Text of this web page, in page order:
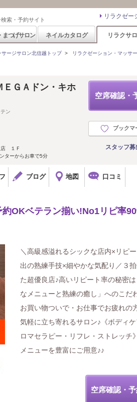
索・予約サイト リラクゼー
まつげサロン ネイルカタログ リラクサ
サージサロン北信越トップ> リラクゼーション・マッサ
空席確認・
ブックマ
スタッフ
ＧＡドン・キホ
ン
店 １Ｆ
ターからお車で5分
ブログ 地図 口コミ
OKベテラン揃い!No1リピ率
＼高級感溢れるシックな店内×リピ
出の熟練手技×細やかな気配り／３
た超優良店♪高いリピート率の秘密
なメニューと熟練の癒し」へのこだ
お買い物ついで・お仕事でお疲れの
気軽に立ち寄れるサロン♪《ボディ
ロマセラピー・リフレ・ストレッチ
メニューを豊富にご用意♪♪
空席確認・